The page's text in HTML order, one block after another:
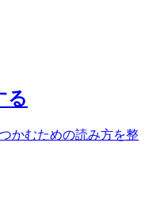
る
かむための読み方を整